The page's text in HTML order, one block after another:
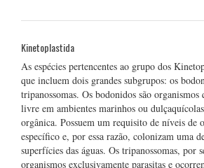
Kinetoplastida
As espécies pertencentes ao grupo dos
que incluem dois grandes subgrupos: os
tripanossomas. Os bodonidos são
livre em ambientes marinhos ou
orgânica. Possuem um requisito de níveis de
específico e, por essa razão, colonizam uma
superfícies das águas. Os tripanossomas, por
organismos exclusivamente parasitas e